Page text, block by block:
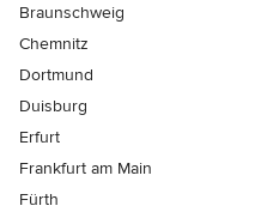
Braunschweig
Chemnitz
Dortmund
Duisburg
Erfurt
Frankfurt am Main
Fürth